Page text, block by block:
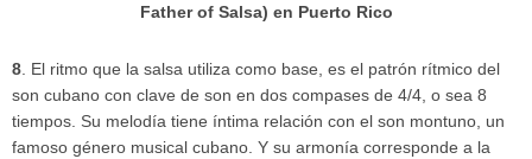
Father of Salsa) en Puerto Rico
8. El ritmo que la salsa utiliza como base, es el patrón rítmico del
son cubano con clave de son en dos compases de 4/4, o sea 8
tiempos. Su melodía tiene íntima relación con el son montuno, un
famoso género musical cubano. Y su armonía corresponde a la